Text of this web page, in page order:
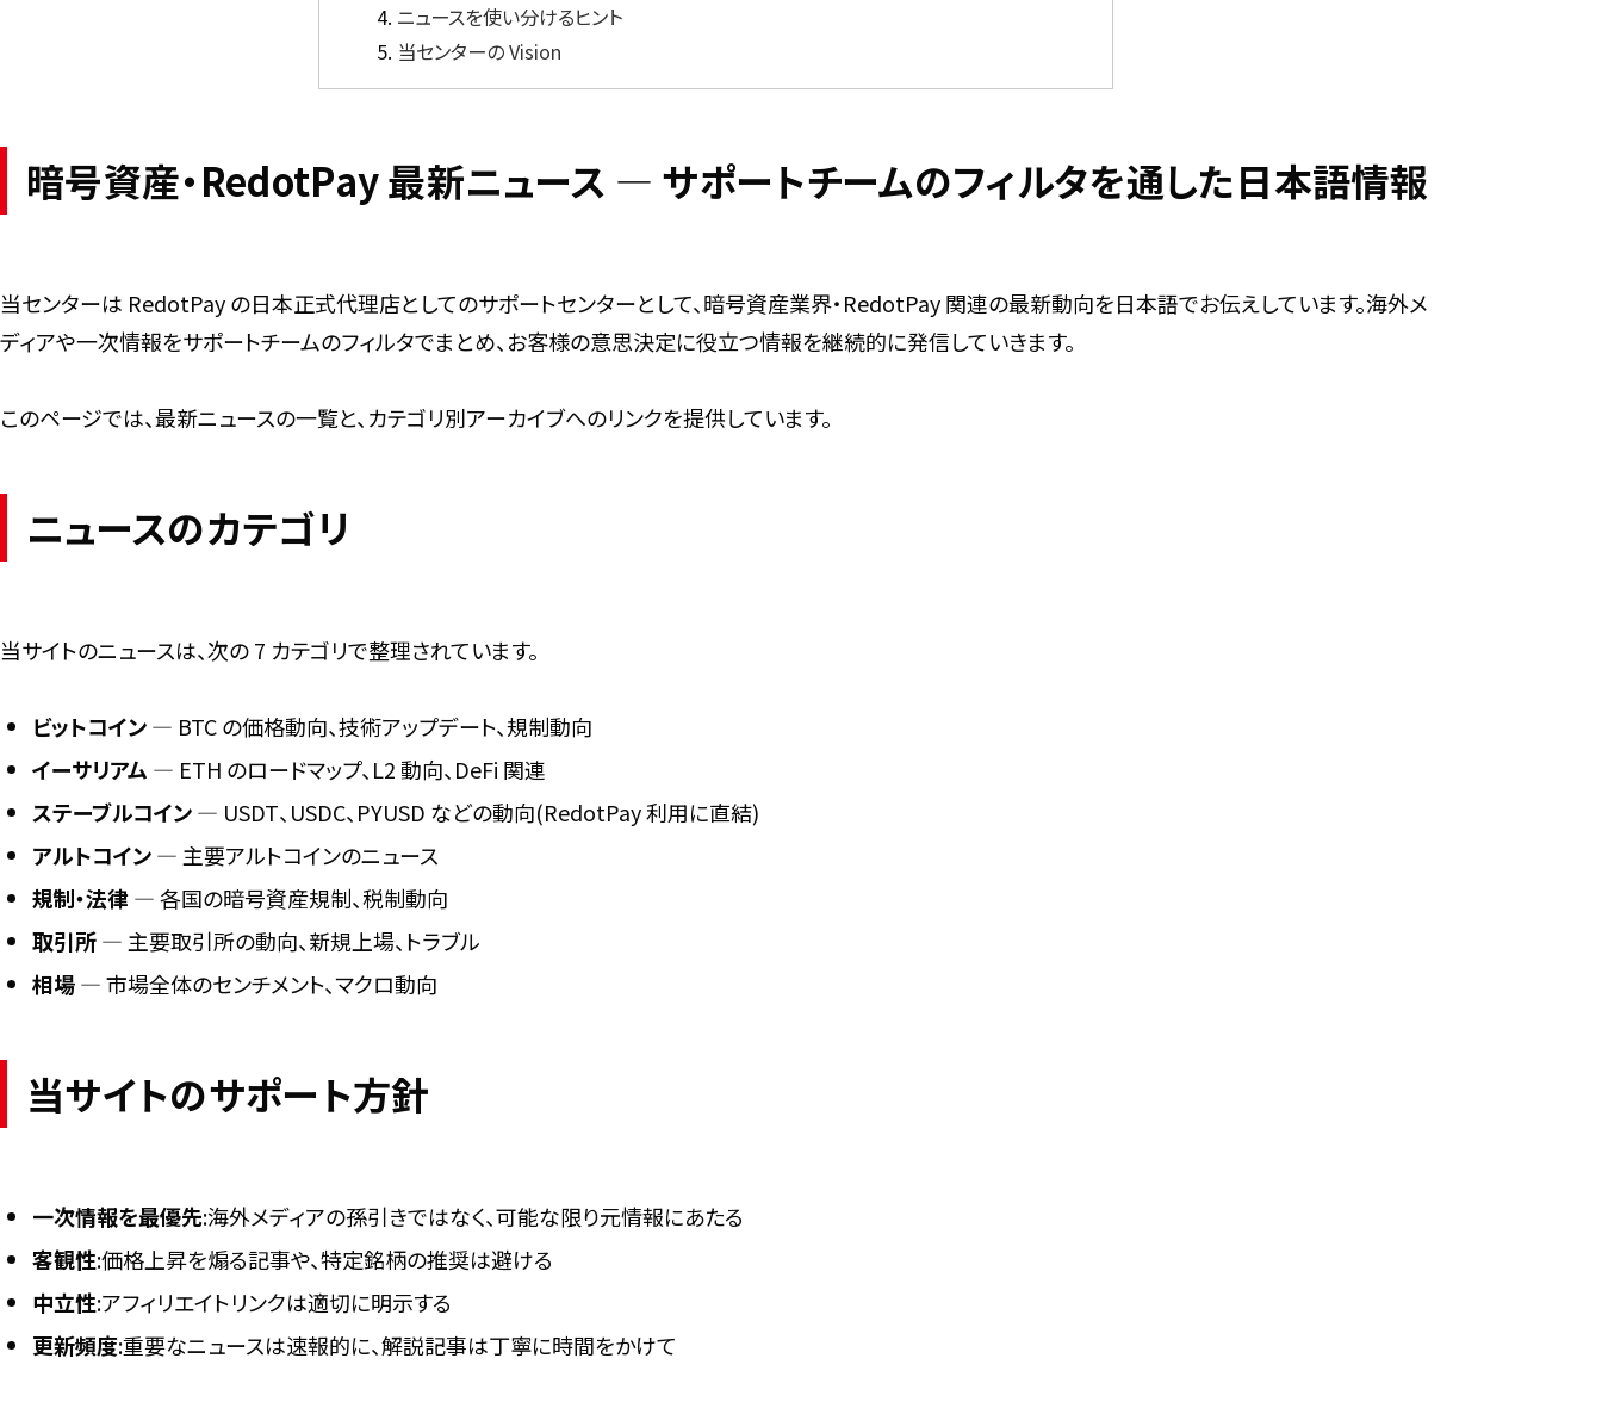
ニュースを使い分けるヒント
当センターの Vision
暗号資産・RedotPay 最新ニュース ― サポートチームのフィルタを通した日本語情報
当センターは RedotPay の日本正式代理店としてのサポートセンターとして、暗号資産業界・RedotPay 関連の最新動向を日本語でお伝えしています。海外メ
ディアや一次情報をサポートチームのフィルタでまとめ、お客様の意思決定に役立つ情報を継続的に発信していきます。
このページでは、最新ニュースの一覧と、カテゴリ別アーカイブへのリンクを提供しています。
ニュースのカテゴリ
当サイトのニュースは、次の 7 カテゴリで整理されています。
ビットコイン― BTC の価格動向、技術アップデート、規制動向
イーサリアム ― ETH のロードマップ、L2 動向、DeFi 関連
ステーブルコイン― USDT、USDC、PYUSD などの動向(RedotPay 利用に直結)
アルトコイン― 主要アルトコインのニュース
規制・法律― 各国の暗号資産規制、税制動向
取引所― 主要取引所の動向、新規上場、トラブル
相場― 市場全体のセンチメント、マクロ動向
当サイトのサポート方針
一次情報を最優先:海外メディアの孫引きではなく、可能な限り元情報にあたる
客観性:価格上昇を煽る記事や、特定銘柄の推奨は避ける
中立性:アフィリエイトリンクは適切に明示する
更新頻度:重要なニュースは速報的に、解説記事は丁寧に時間をかけて